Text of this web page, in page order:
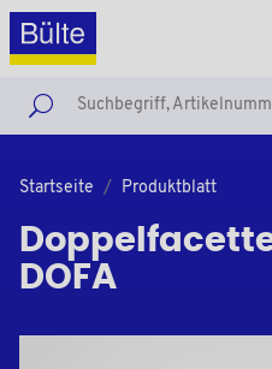
Startseite Produktblatt
DOFA